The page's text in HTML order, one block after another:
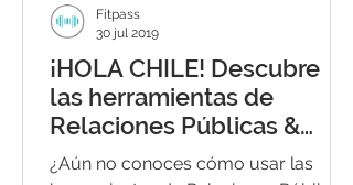
¡HOLA CHILE! Descubre
las herramientas de
Relaciones Públicas &
MKT que Fitpass tiene
¿Aún no conoces cómo usar las
Fitpass
30 jul 2019